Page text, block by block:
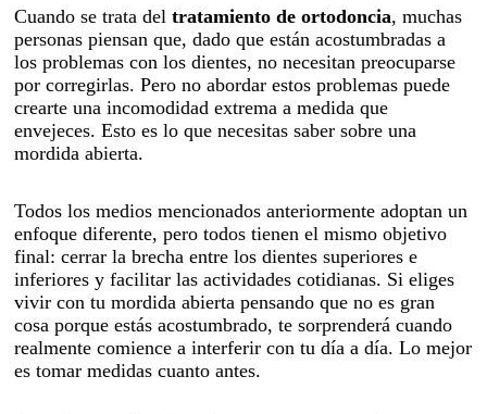
Cuando se trata deltratamiento de ortodoncia, muchas
personas piensan que, dado que están acostumbradas a
los problemas con los dientes, no necesitan preocuparse
por corregirlas. Pero no abordar estos problemas puede
crearte una incomodidad extrema a medida que
envejeces. Esto es lo que necesitas saber sobre una
mordida abierta.
Todos los medios mencionados anteriormente adoptan un
enfoque diferente, pero todos tienen el mismo objetivo
final: cerrar la brecha entre los dientes superiores e
inferiores y facilitar las actividades cotidianas. Si eliges
vivir con tu mordida abierta pensando que no es gran
cosa porque estás acostumbrado, te sorprenderá cuando
realmente comience a interferir con tu día a día. Lo mejor
es tomar medidas cuanto antes.